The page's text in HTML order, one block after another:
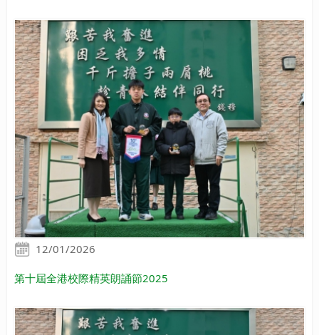
12/01/2026
第十屆全港校際精英朗誦節2025